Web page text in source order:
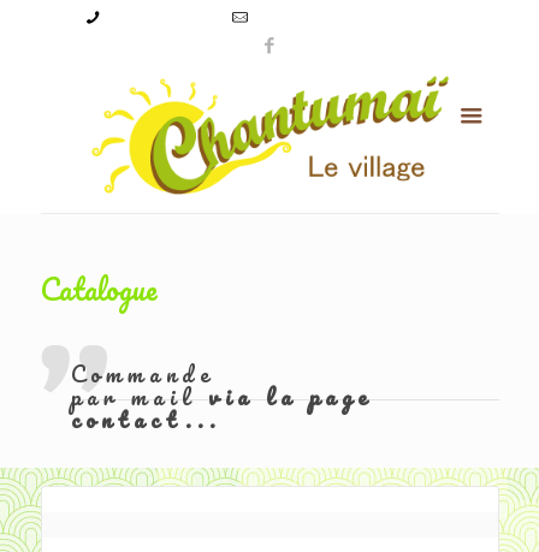
Catalogue
Commande
par mailvia la page
contact...